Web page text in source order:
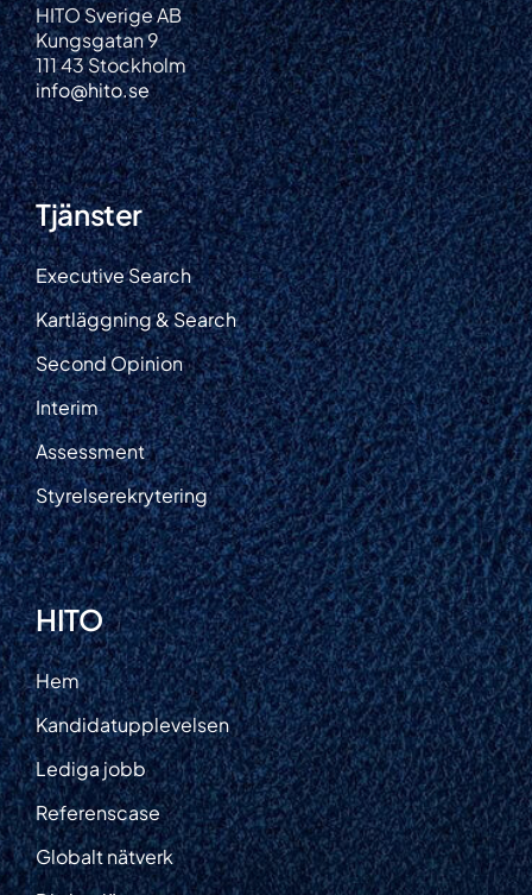
HITO Sverige AB
Kungsgatan 9
111 43 Stockholm
info@hito.se
Tjänster
Executive Search
Kartläggning & Search
Second Opinion
Interim
Assessment
Styrelserekrytering
HITO
Hem
Kandidatupplevelsen
Lediga jobb
Referenscase
Globalt nätverk